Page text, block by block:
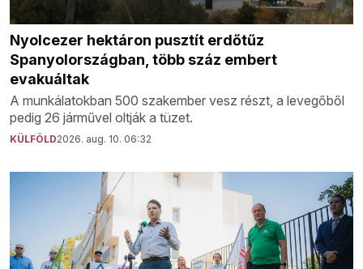
Nyolcezer hektáron pusztít erdőtűz
Spanyolországban, több száz embert
evakuáltak
A munkálatokban 500 szakember vesz részt, a levegőből
pedig 26 járművel oltják a tüzet.
KÜLFÖLD2026. aug. 10. 06:32